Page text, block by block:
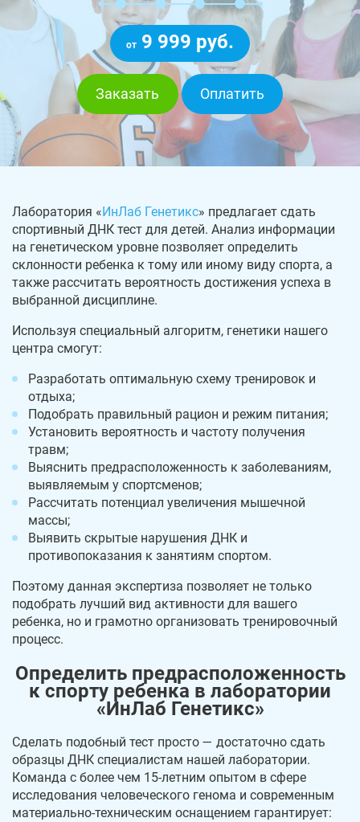
от 9 999 руб.
Заказать Оплатить
Лаборатория « ИнЛаб Генетикс» предлагает сдать
спортивный ДНК тест для детей. Анализ информации
на генетическом уровне позволяет определить
склонности ребенка к тому или иному виду спорта, а
также рассчитать вероятность достижения успеха в
выбранной дисциплине.
Используя специальный алгоритм, генетики нашего
центра смогут:
Разработать оптимальную схему тренировок и
отдыха;
Подобрать правильный рацион и режим питания;
Установить вероятность и частоту получения
травм;
Выяснить предрасположенность к заболеваниям,
выявляемым у спортсменов;
Рассчитать потенциал увеличения мышечной
массы;
Выявить скрытые нарушения ДНК и
противопоказания к занятиям спортом.
Поэтому данная экспертиза позволяет не только
подобрать лучший вид активности для вашего
ребенка, но и грамотно организовать тренировочный
процесс.
Определить предрасположенность
к спорту ребенка в лаборатории
«ИнЛаб Генетикс»
Сделать подобный тест просто — достаточно сдать
образцы ДНК специалистам нашей лаборатории.
Команда с более чем 15-летним опытом в сфере
исследования человеческого генома и современным
материально-техническим оснащением гарантирует: